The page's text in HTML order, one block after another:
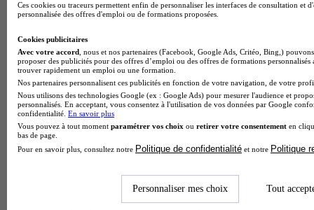
Ces cookies ou traceurs permettent enfin de personnaliser les interfaces de consultation et
personnalisée des offres d'emploi ou de formations proposées.
Cookies publicitaires
Avec votre accord , nous et nos partenaires (Facebook, Google Ads, Critéo, Bing,)
proposer des publicités pour des offres d’emploi ou des offres de formations
trouver rapidement un emploi ou une formation.
Nos partenaires personnalisent ces publicités en fonction de votre navigation, de votre
Nous utilisons des technologies Google (ex : Google Ads) pour mesurer l'audience et
personnalisés. En acceptant, vous consentez à l'utilisation de vos données par Google
confidentialité. En savoir plus
Vous pouvez à tout moment paramétrer vos choix ou retirer votre consentement en
bas de page.
Pour en savoir plus, consultez notre Politique de confidentialité et notre Politique
Personnaliser mes choix Tout